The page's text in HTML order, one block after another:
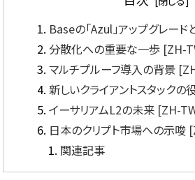
Baseの「Azul」アップグレー
分散化への重要な一歩 [ZH-
マルチプルーフ導入の背景
新しいクライアントスタック
イーサリアムL2の未来 [ZH-
日本のクリプト市場への示唆
関連記事